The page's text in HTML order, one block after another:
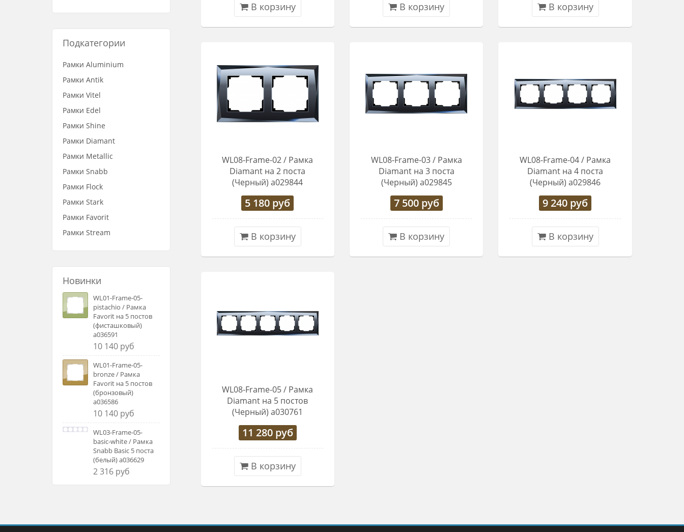
Подкатегории
Рамки Aluminium
Рамки Antik
Рамки Vitel
Рамки Edel
Рамки Shine
Рамки Diamant
Рамки Metallic
Рамки Snabb
Рамки Flock
Рамки Stark
Рамки Favorit
Рамки Stream
Новинки
WL01-Frame-05-
pistachio / Рамка
Favorit на 5 постов
(фисташковый)
a036591
10 140 руб
WL01-Frame-05-
bronze / Рамка
Favorit на 5 постов
(бронзовый)
a036586
10 140 руб
WL03-Frame-05-
basic-white / Рамка
Snabb Basic 5 поста
(белый) a036629
2 316 руб
В корзину В корзину В корзину
WL08-Frame-02 / Рамка
Diamant на 2 поста
(Черный) a029844
5 180 руб
В корзину
WL08-Frame-03 / Рамка
Diamant на 3 поста
(Черный) a029845
7 500руб
В корзину
WL08-Frame-04 / Рамка
Diamant на 4 поста
(Черный) a029846
9 240 руб
В корзину
WL08-Frame-05 / Рамка
Diamant на 5 постов
(Черный) a030761
11 280руб
В корзину